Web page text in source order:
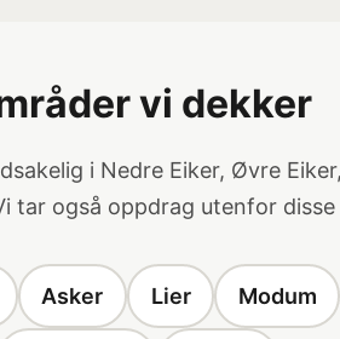
vi dekker
i Nedre Eiker, Øvre
tar også oppdrag utenfor
Asker Lier Modum